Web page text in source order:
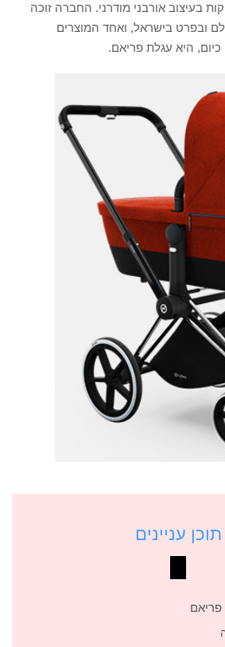
בעיצוב אורבני מודרני. החברה זוכה
ובפרט בישראל, ואחד המוצרים
כיום, היא עגלת פריאם.
תוכן עניינים
פריאם